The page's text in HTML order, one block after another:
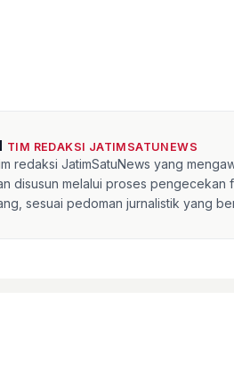
TIM REDAKSI JATIMSATUNEWS
redaksi JatimSatuNews yang
disusun melalui proses pengecekan
sesuai pedoman jurnalistik yang